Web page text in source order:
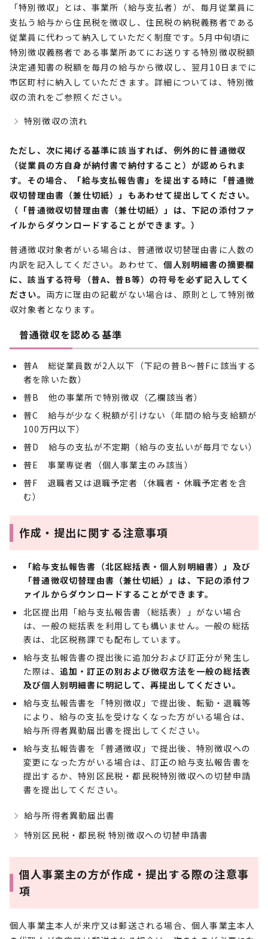
「特別徴収」とは、事業所（給与支払者）が、毎月従業員に
支払う給与から住民税を徴収し、住民税の納税義務者である
従業員に代わって納入していただく制度です。5月中旬頃に
特別徴収義務者である事業所あてにお送りする特別徴収税額
決定通知書の税額を毎月の給与から徴収し、翌月10日までに
市区町村に納入していただきます。詳細については、特別徴
収の流れをご参照ください。
特別徴収の流れ
ただし、次に掲げる基準に該当すれば、例外的に普通徴収
（従業員の方自身が納付書で納付すること）が認められま
す。その場合、「給与支払報告書」を提出する時に「普通徴
収切替理由書（兼仕切紙）」もあわせて提出してください。
（「普通徴収切替理由書（兼仕切紙）」は、下記の添付ファ
イルからダウンロードすることができます。）
普通徴収対象者がいる場合は、普通徴収切替理由書に人数の
内訳を記入してください。あわせて、個人別明細書の摘要欄
に、該当する符号（普A、普B等）の符号を必ず記入してく
ださい。 両方に理由の記載がない場合は、原則として特別徴
収対象者となります。
普通徴収を認める基準
普A 総従業員数が2人以下（下記の普B～普Fに該当する
者を除いた数）
普B 他の事業所で特別徴収（乙欄該当者）
普C 給与が少なく税額が引けない（年間の給与支給額が
100万円以下）
普D 給与の支払が不定期（給与の支払いが毎月でない）
普E 事業専従者（個人事業主のみ該当）
普F 退職者又は退職予定者（休職者・休職予定者を含
む）
作成・提出に関する注意事項
「給与支払報告書（北区総括表・個人別明細書）」及び
「普通徴収切替理由書（兼仕切紙）」は、下記の添付フ
ァイルからダウンロードすることができます。
北区提出用「給与支払報告書（総括表）」がない場合
は、一般の総括表を利用しても構いません。一般の総括
表は、北区税務課でも配布しています。
給与支払報告書の提出後に追加分および訂正分が発生し
た際は、 追加・訂正の別および徴収方法を一般の総括表
及び個人別明細書に明記して、再提出してください。
給与支払報告書を「特別徴収」で提出後、転勤・退職等
により、給与の支払を受けなくなった方がいる場合は、
給与所得者異動届出書を提出してください。
給与支払報告書を「普通徴収」で提出後、特別徴収への
変更になった方がいる場合は、訂正の給与支払報告書を
提出するか、特別区民税・都民税特別徴収への切替申請
書を提出してください。
給与所得者異動届出書
特別区民税・都民税 特別徴収への切替申請書
個人事業主の方が作成・提出する際の注意事
項
個人事業主本人が来庁又は郵送される場合、個人事業主本人